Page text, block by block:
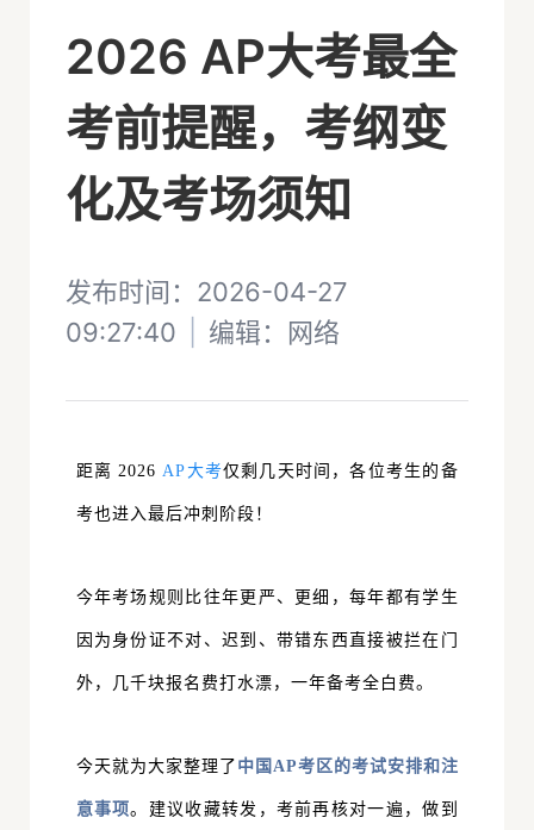
2026 AP大考最全
考前提醒，考纲变
化及考场须知
发布时间：2026-04-27
09:27:40
编辑： 网络
距离 2026AP大考仅剩几天时间，各位考生的备
考也进入最后冲刺阶段！
今年考场规则比往年更严、更细，每年都有学生
因为 身份证不对、迟到、带错东西 直接被拦在门
外，几千块报名费打水漂，一年备考全白费。
今天就为大家整理了 中国AP考区的考试安排和注
意事项。建议收藏转发，考前再核对一遍，做到